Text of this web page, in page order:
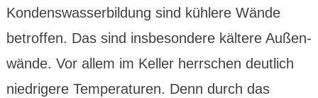
Kondens­wasser­bildung sind kühlere Wände
betrof­fen. Das sind insbe­sondere kältere Außen­
wände. Vor allem im Keller herrschen deut­lich
niedri­gere Tempera­turen. Denn durch das